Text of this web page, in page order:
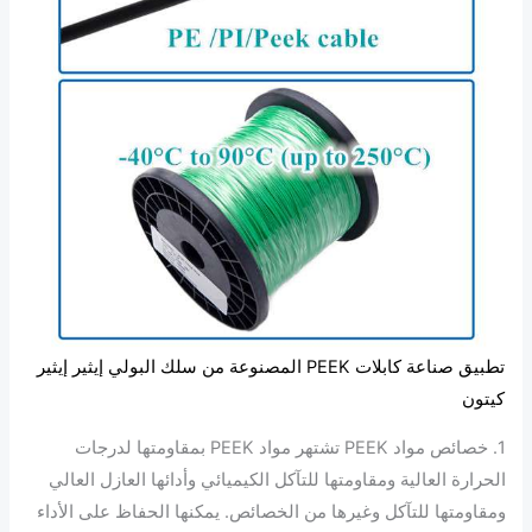
تطبيق صناعة كابلات PEEK المصنوعة من سلك البولي إيثير إيثير
كيتون
1. خصائص مواد PEEK تشتهر مواد PEEK بمقاومتها لدرجات
الحرارة العالية ومقاومتها للتآكل الكيميائي وأدائها العازل العالي
ومقاومتها للتآكل وغيرها من الخصائص. يمكنها الحفاظ على الأداء